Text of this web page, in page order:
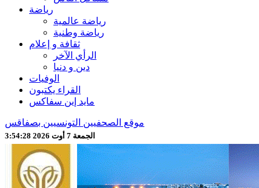
رياضة
رياضة عالمية
رياضة وطنية
ثقافة و إعلام
الرأي الآخر
دين و دنيا
الوفيات
القراء يكتبون
مايد إين سفاكس
موقع الصحفيين التونسيين بصفاقس
الجمعة 7 أوت 2026 3:54:30